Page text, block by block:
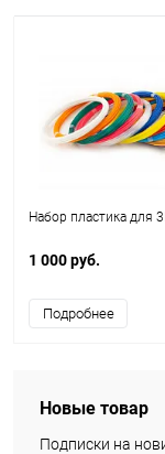
Набор пластика для
1 000 руб.
Подробнее
Новые товар
Подписки на